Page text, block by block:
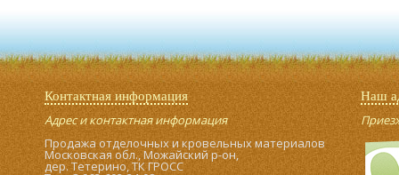
Контактная информация
Адрес и контактная информация
Продажа отделочных и кровельных материалов
Московская обл., Можайский р-он,
дер. Тетерино, ТК ГРОСС
Наш